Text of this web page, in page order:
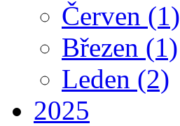
Červen (1)
Březen (1)
Leden (2)
2025